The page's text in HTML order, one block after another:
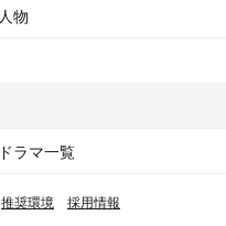
人物
ドラマ一覧
推奨環境 採用情報